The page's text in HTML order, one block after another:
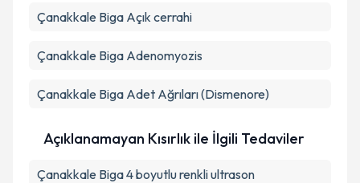
Çanakkale Biga Açık cerrahi
Çanakkale Biga Adenomyozis
Çanakkale Biga Adet Ağrıları (Dismenore)
Açıklanamayan Kısırlık ile İlgili Tedaviler
Çanakkale Biga 4 boyutlu renkli ultrason